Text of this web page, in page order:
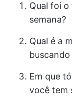
Qual foi
semana?
Qual é a
Em que
você tem